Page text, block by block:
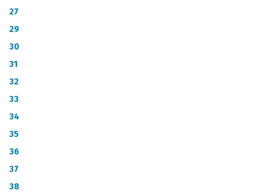
27
29
30
31
32
33
34
35
36
37
38